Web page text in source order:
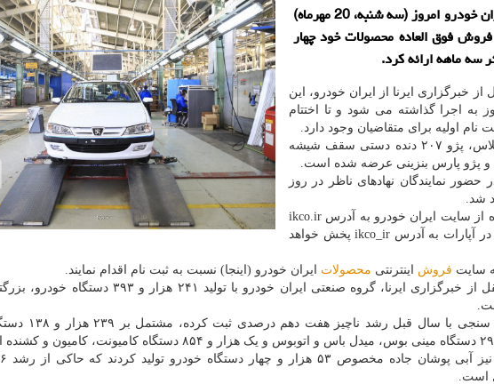
تجهیزات جانبی: گروه صنعتی ایران خودرو امروز (سه شنبه، 20 مهرماه)
فوق العاده محصولات خود چهار
سه ماهه ارائه کرد.
خبرگزاری ایرنا از ایران خودرو، این
به اجرا گذاشته می شود و تا اختتام
در این طرح چهار محصول راناپلاس، پژو ۲۰۷ دنده دستی سقف شیشه
و پژو پارس بنزینی عرضه شده است.
نمایندگان نهادهای ناظر در روز
مراسم قرعه کشی بصورت زنده از سایت ایران خودرو به آدرس ikco.ir
و همین طور صفحه این شرکت در آپارات به آدرس ikco_ir پخش خواهد
سایت فروش اینترنتی محصولات ایران خودرو (اینجا) نسبت به ثبت نام اقدام نمایند.
به گزارش تجهیزات جانبی به نقل از خبرگزاری ایرنا، گروه صنعتی ایران خودرو
است.